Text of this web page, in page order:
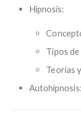
Hipnosis:
Tipos
Teorías